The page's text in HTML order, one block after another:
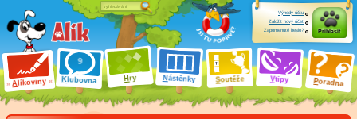
Alíkoviny Klubovna Hry Nástěnky Soutěže Vtipy Poradna
Výhody účtu
Založit nový účet
Zapomenuté heslo?
Přihlásit